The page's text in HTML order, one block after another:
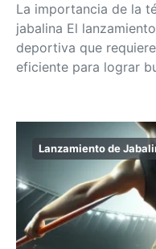
La importancia de la
jabalina El
deportiva que
eficiente para lograr
Lanzamiento de